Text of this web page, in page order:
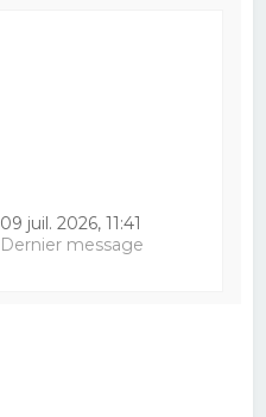
09 juil. 2026, 11:41
Dernier message